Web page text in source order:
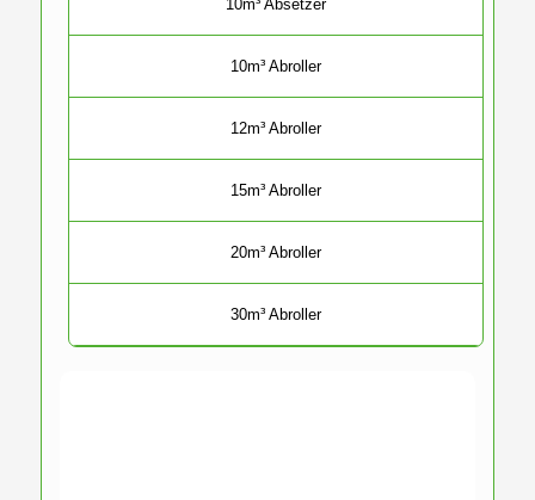
10m³ Absetzer
10m³ Abroller
12m³ Abroller
15m³ Abroller
20m³ Abroller
30m³ Abroller